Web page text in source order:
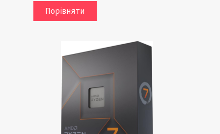
Порівняти